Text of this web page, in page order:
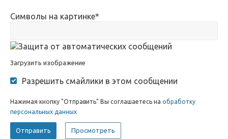
Символы на картинке*
Загрузить изображение
Разрешить смайлики в этом сообщении
Нажимая кнопку "Отправить" Вы соглашаетесь на обработку
персональных данных